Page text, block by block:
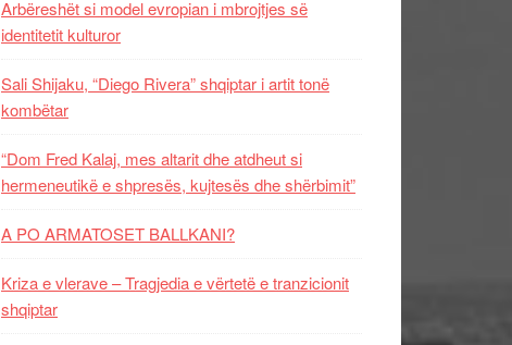
Arbëreshët si model evropian i mbrojtjes së
identitetit kulturor
Sali Shijaku, “Diego Rivera” shqiptar i artit tonë
kombëtar
“Dom Fred Kalaj, mes altarit dhe atdheut si
hermeneutikë e shpresës, kujtesës dhe shërbimit”
A PO ARMATOSET BALLKANI?
Kriza e vlerave – Tragjedia e vërtetë e tranzicionit
shqiptar